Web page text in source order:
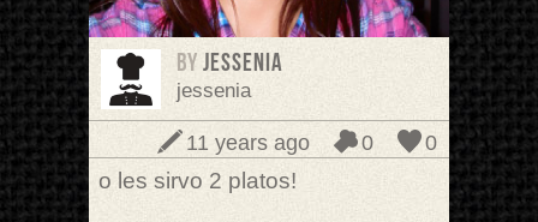
BY jessenia
jessenia
0
0
11 years ago
o les sirvo 2 platos!